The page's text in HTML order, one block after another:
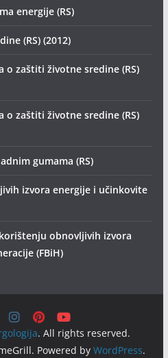
energije (RS)
(RS) (2012)
o zaštiti životne sredine (RS)
o zaštiti životne sredine (RS)
gumama (RS)
izvora energije i učinkovite
obnovljivih izvora
(FBiH)
. All rights reserved.
Powered by WordPress.